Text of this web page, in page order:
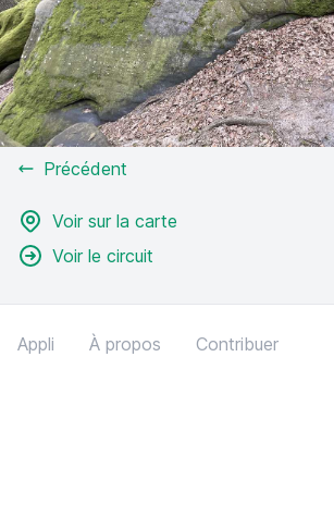
Précédent
Voir sur la carte
Voir le circuit
Appli À propos Contribuer